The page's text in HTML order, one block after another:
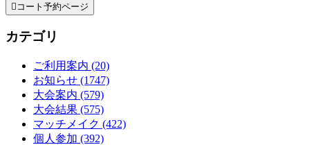
 コート予約ページ
カテゴリ
ご利用案内 (20)
お知らせ (1747)
大会案内 (579)
大会結果 (575)
マッチメイク (422)
個人参加 (392)